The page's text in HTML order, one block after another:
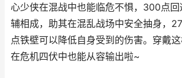
心少侠在混战中也能临危不惧，300点
辅相成，助其在混乱战场中安全抽身，
点铁壁可以降低自身受到的伤害。穿戴这
在危机四伏中也能从容输出啦~